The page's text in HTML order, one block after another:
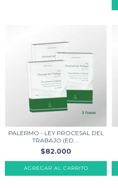
PALERMO - LEY PROCESAL DEL
TRABAJO (ED....
$82.000